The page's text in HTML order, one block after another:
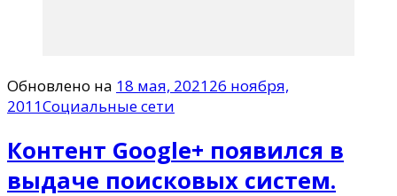
Обновлено на 18 мая, 202126 ноября,
2011Социальные сети
Контент Google+ появился в
выдаче поисковых систем.